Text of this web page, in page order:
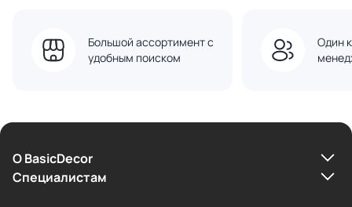
Большой ассортимент с
удобным поиском
Один
О BasicDecor
Cпециалистам